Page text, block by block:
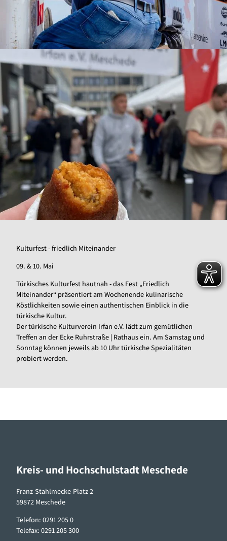
Kulturfest - friedlich Miteinander
09. & 10. Mai
Türkisches Kulturfest hautnah - das Fest „Friedlich
Miteinander“ präsentiert am Wochenende kulinarische
Köstlichkeiten sowie einen authentischen Einblick in die
türkische Kultur.
Der türkische Kulturverein Irfan e.V. lädt zum gemütlichen
Treffen an der Ecke Ruhrstraße | Rathaus ein. Am Samstag und
Sonntag können jeweils ab 10 Uhr türkische Spezialitäten
probiert werden.
Kreis- und Hochschulstadt Meschede
Franz-Stahlmecke-Platz 2
59872 Meschede
Telefon: 0291 205 0
Telefax: 0291 205 300